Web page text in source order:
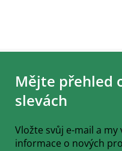
Z
Mějte přehled
slevách
Vložte svůj e-mail a
informace o nových